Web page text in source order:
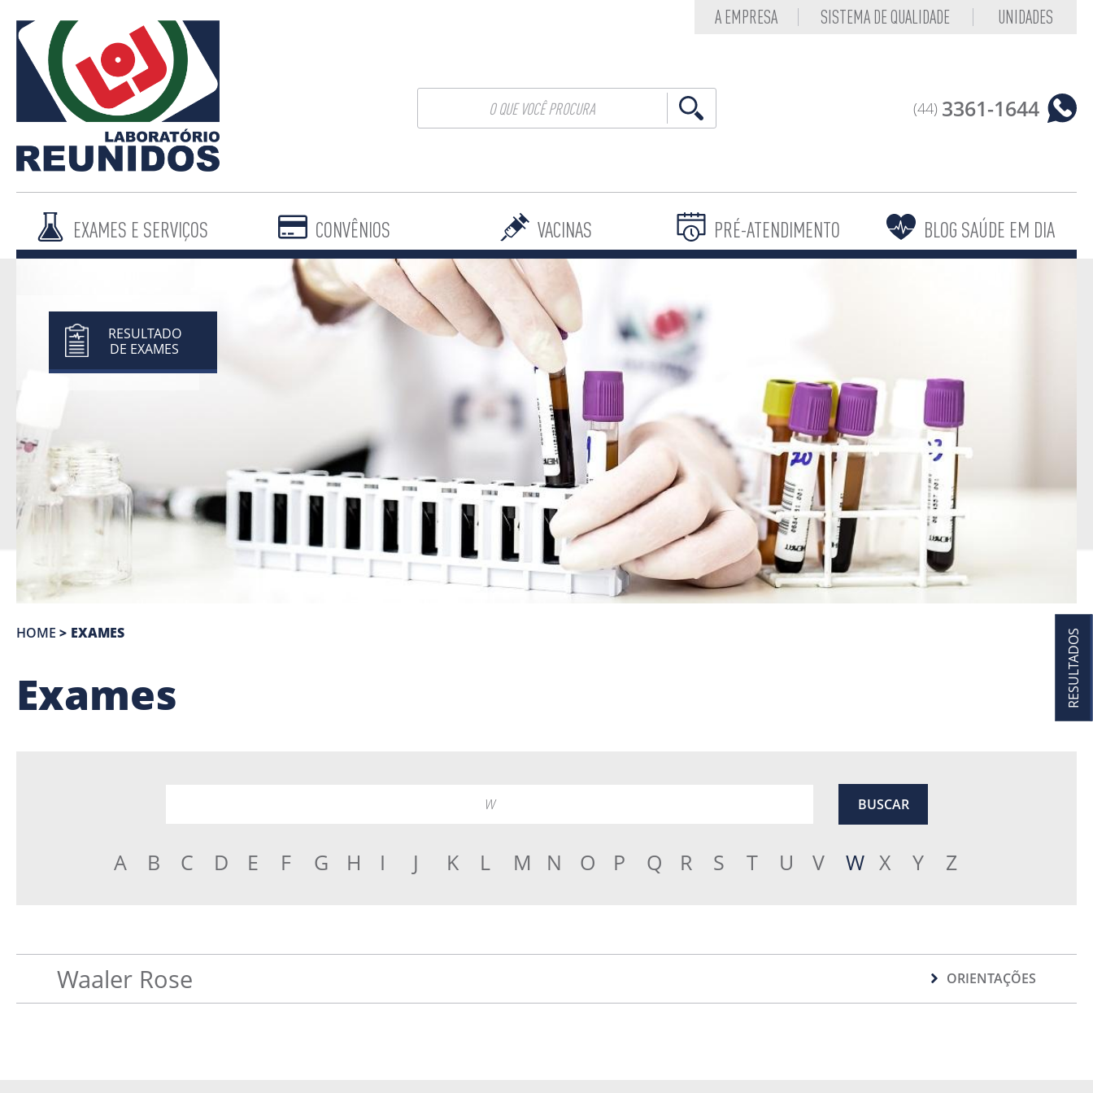
A EMPRESA SISTEMA DE QUALIDADE UNIDADES
(44) 3361-1644
EXAMES E SERVIÇOS CONVÊNIOS VACINAS PRÉ-ATENDIMENTO BLOG SAÚDE EM DIA
RESULTADO
DE EXAMES
HOME > EXAMES
Exames
A B C D E F G H I J K L M N O P Q R S T U V W X Y Z
Waaler Rose ORIENTAÇÕES
RESULTADOS